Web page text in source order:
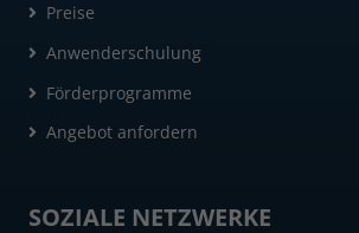
Preise
Anwenderschulung
Förderprogramme
Angebot anfordern
SOZIALE NETZWERKE